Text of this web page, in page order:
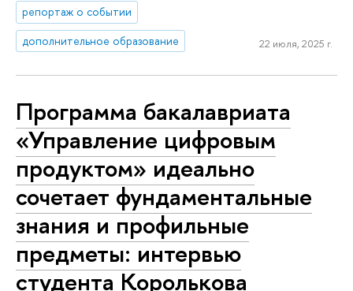
репортаж о событии
дополнительное образование
22 июля, 2025 г.
Программа бакалавриата
«Управление цифровым
продуктом» идеально
сочетает фундаментальные
знания и профильные
предметы: интервью
студента Королькова